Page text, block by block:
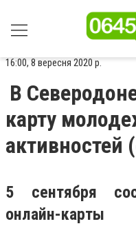
16:00, 8 вересня 2020 р.
В
карту
активностей
5 сентября
онлайн-